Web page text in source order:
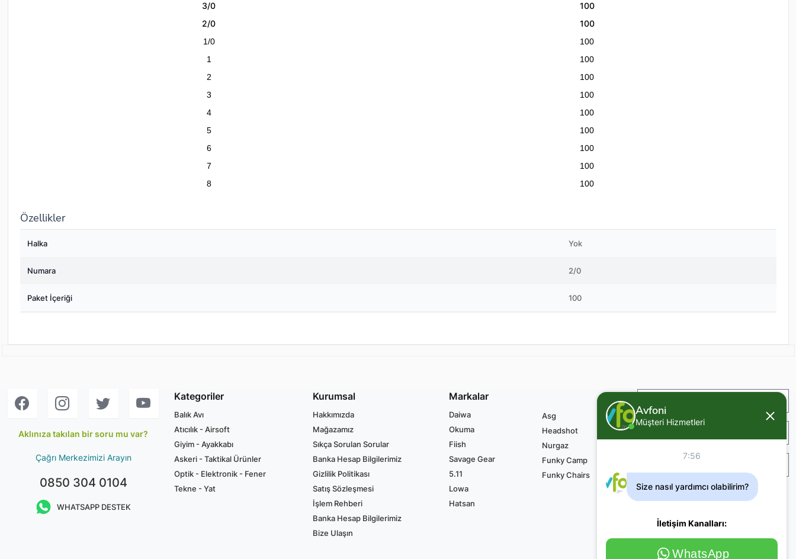
3/0
100
2/0
100
1/0
100
1
100
2
100
3
100
4
100
5
100
6
100
7
100
8
100
Özellikler
Halka Yok
Numara 2/0
Paket İçeriği 100
Aklınıza takılan bir soru mu var?
Çağrı Merkezimizi Arayın
0850 304 0104
WHATSAPP DESTEK
Kategoriler
Balık Avı
Atıcılık - Airsoft
Giyim - Ayakkabı
Askeri - Taktikal Ürünler
Optik - Elektronik - Fener
Tekne - Yat
Kurumsal
Hakkımızda
Mağazamız
Sıkça Sorulan Sorular
Banka Hesap Bilgilerimiz
Gizlilik Politikası
Satış Sözleşmesi
İşlem Rehberi
Banka Hesap Bilgilerimiz
Bize Ulaşın
Markalar
Daiwa
Okuma
Fiish
Savage Gear
5.11
Lowa
Hatsan
Asg
Headshot
Nurgaz
Funky Camp
Funky Chairs
Avfoni
Müşteri Hizmetleri
7:56
Size nasıl yardımcı olabilirim?
İletişim Kanalları:
WhatsApp